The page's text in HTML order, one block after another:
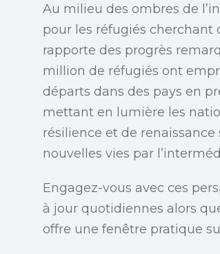
Au milieu des ombres de
pour les réfugiés cherchant
rapporte des progrès
million de réfugiés ont
départs dans des pays en
mettant en lumière les
résilience et de
nouvelles vies par
Engagez-vous avec ces
à jour quotidiennes alors
offre une fenêtre pratique